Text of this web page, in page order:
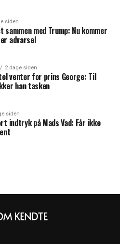
siden
med Trump: Nu kommer
advarsel
2 dage siden
venter for prins George: Til
han tasken
siden
indtryk på Mads Vad: Får ikke